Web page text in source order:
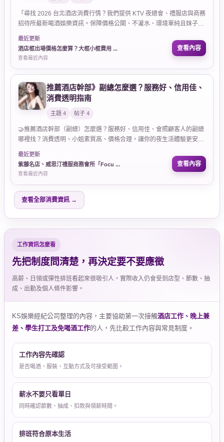
「尋找 2026 台北酒店消費行情？我們提供 KTV 夜總會、禮服店與商務
招待所最新喝酒娛樂資訊。保障價格公開、不灌水、環境單純且妹子素
質高專業幹部全台連線。
最近更新
酒店框出場價格怎麼算？大框小框費用 ...
查看最近內容
查看內容
推薦酒店幹部》副總怎麼選？服務好、信用佳、
消費透明指南
主題 4 帖子 4
🤝推薦酒店幹部（副總）怎麼選？服務好、信用佳、會照顧客人的副總
哪裡找？消費透明、小姐素質高、價格合理，讓你的夜生活體驗更安心
盡興。
最近更新
紫藤名店、威思汀禮服商務會所「Focu ...
查看最近內容
查看內容
查看全部消費資訊 →
工作資訊怎麼看
先把制度問清楚，再決定要不要應徵
高薪、日領或彈性排班看起來很吸引人，實際收入仍會受到店型、節數、抽
成、出勤及個人條件影響。
KS娛樂經紀公司整理的內容，主要協助第一次接觸酒店工作、晚上兼
差、學生打工及免喝酒工作的人，先比較工作內容與常見制度。
工作內容先確認
是否喝酒、服裝、互動方式及可接受範圍。
薪水不要只看單日
同時確認節數、抽成、扣款與領薪時間。
排班符合原本生活